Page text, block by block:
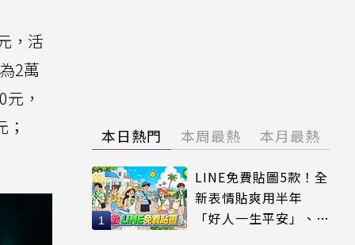
，活
2萬
，
本日熱門 本周最熱 本月最熱
LINE免費貼圖5款！全
新表情貼爽用半年
「好人一生平安」、